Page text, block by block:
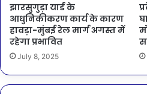
झारसुगुड़ा यार्ड के
आधुनिकीकरण कार्य के कारण
हावड़ा-मुंबई रेल मार्ग अगस्त में
रहेगा प्रभावित
July 8, 2025